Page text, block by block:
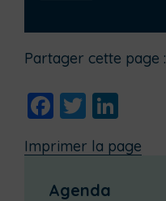
Partager cette page :
Facebook
Twitter
Imprimer la page
Agenda